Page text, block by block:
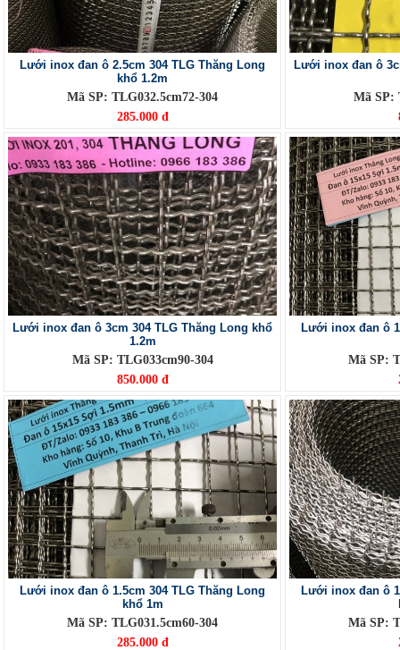
Lưới inox đan ô 2.5cm 304 TLG Thăng Long
khổ 1.2m
Mã SP: TLG032.5cm72-304
285.000 đ
Lưới inox đan ô
Mã SP:
Lưới inox đan ô 3cm 304 TLG Thăng Long khổ
1.2m
Mã SP: TLG033cm90-304
850.000 đ
Lưới inox đan ô
Mã SP:
Lưới inox đan ô 1.5cm 304 TLG Thăng Long
khổ 1m
Mã SP: TLG031.5cm60-304
285.000 đ
Lưới inox đan ô
Mã SP: